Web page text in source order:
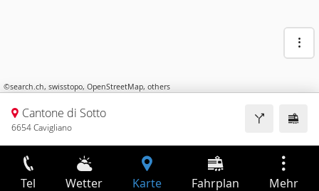
©search.ch, swisstopo, OpenStreetMap, others
Cantone di Sotto
6654 Cavigliano
Tel Wetter Karte Fahrplan Mehr